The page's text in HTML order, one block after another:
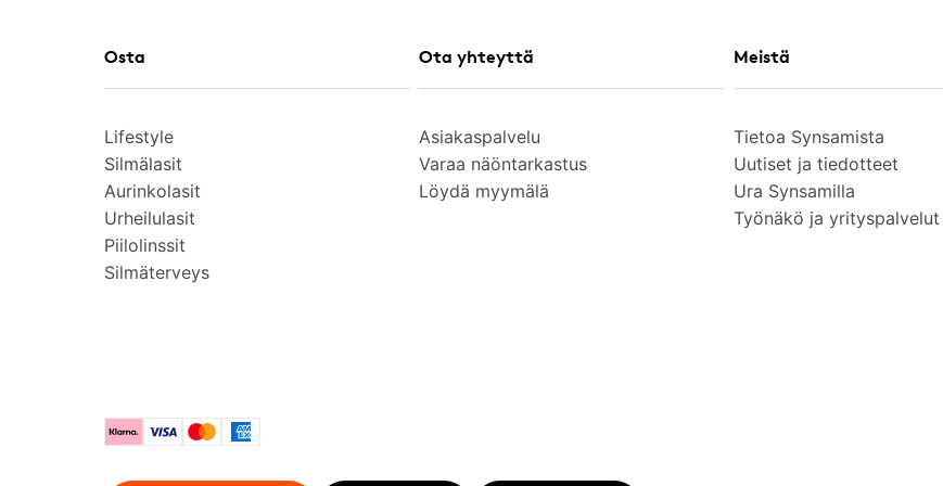
Osta
Lifestyle
Silmälasit
Aurinkolasit
Urheilulasit
Piilolinssit
Silmäterveys
Ota yhteyttä
Asiakaspalvelu
Varaa näöntarkastus
Löydä myymälä
Meistä
Tietoa Synsamista
Uutiset ja tiedotteet
Ura Synsamilla
Työnäkö ja yrityspalvelut
KlarnaVisa MastercardAmerican Express